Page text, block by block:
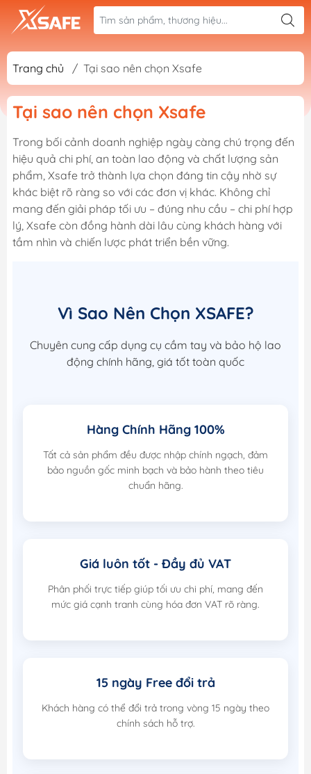
Trang chủ / Tại sao nên chọn Xsafe
Tại sao nên chọn Xsafe
Trong bối cảnh doanh nghiệp ngày càng chú trọng đến
hiệu quả chi phí, an toàn lao động và chất lượng sản
phẩm, Xsafe trở thành lựa chọn đáng tin cậy nhờ sự
khác biệt rõ ràng so với các đơn vị khác. Không chỉ
mang đến giải pháp tối ưu – đúng nhu cầu – chi phí hợp
lý, Xsafe còn đồng hành dài lâu cùng khách hàng với
tầm nhìn và chiến lược phát triển bền vững.
Vì Sao Nên Chọn XSAFE?
Chuyên cung cấp dụng cụ cầm tay và bảo hộ lao
động chính hãng, giá tốt toàn quốc
Hàng Chính Hãng 100%
Tất cả sản phẩm đều được nhập chính ngạch, đảm
bảo nguồn gốc minh bạch và bảo hành theo tiêu
chuẩn hãng.
Giá luôn tốt - Đầy đủ VAT
Phân phối trực tiếp giúp tối ưu chi phí, mang đến
mức giá cạnh tranh cùng hóa đơn VAT rõ ràng.
15 ngày Free đổi trả
Khách hàng có thể đổi trả trong vòng 15 ngày theo
chính sách hỗ trợ.